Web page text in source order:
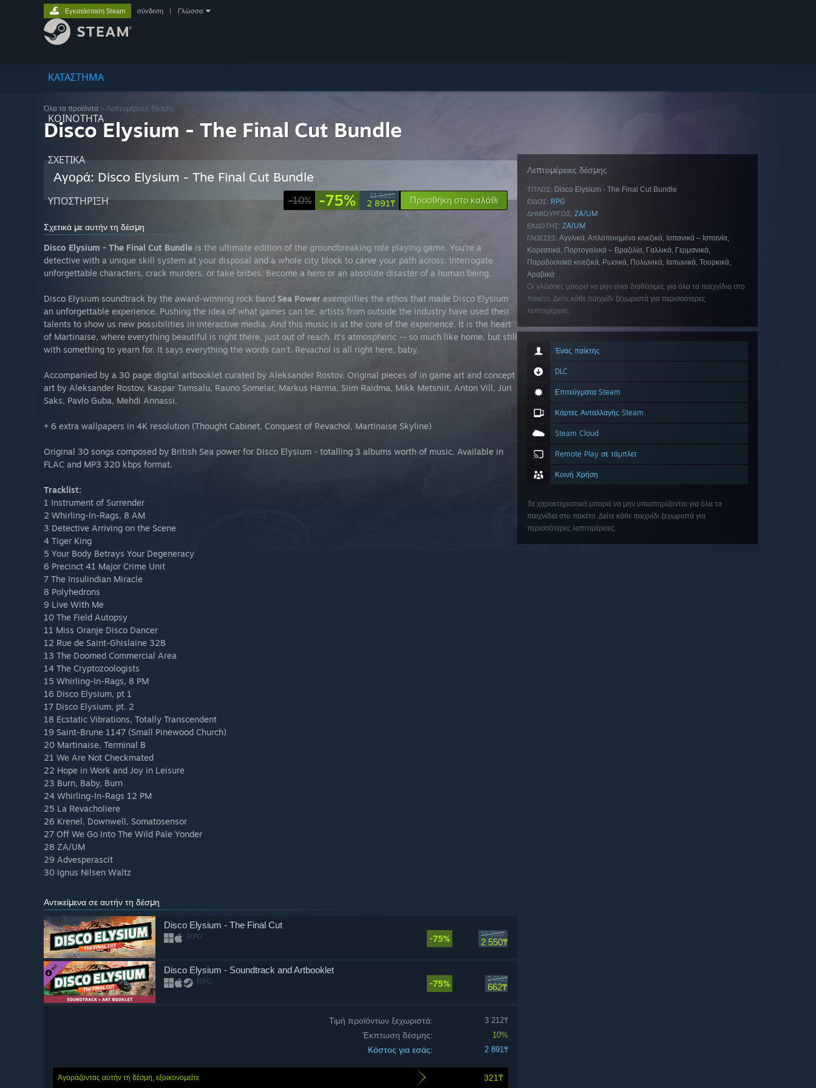
ΚΑΤΑΣΤΗΜΑ
ΚΟΙΝΟΤΗΤΑ
ΣΧΕΤΙΚΆ
ΥΠΟΣΤΗΡΙΞΗ
Εγκατάσταση Steam σύνδεση Γλώσσα
Όλα τα προϊόντα > Λεπτομέρειες δέσμης
Disco Elysium - The Final Cut Bundle
Αγορά: Disco Elysium - The Final Cut Bundle
-10% -75% 11 565₸
2 891₸ Προσθήκη στο καλάθι
Σχετικά με αυτήν τη δέσμη
Disco Elysium - The Final Cut Bundle is the ultimate edition of the groundbreaking role playing game. You’re a
detective with a unique skill system at your disposal and a whole city block to carve your path across. Interrogate
unforgettable characters, crack murders, or take bribes. Become a hero or an absolute disaster of a human being.
Disco Elysium soundtrack by the award-winning rock band Sea Power exemplifies the ethos that made Disco Elysium
an unforgettable experience. Pushing the idea of what games can be, artists from outside the industry have used their
talents to show us new possibilities in interactive media. And this music is at the core of the experience. It is the heart
of Martinaise, where everything beautiful is right there, just out of reach. It's atmospheric -- so much like home, but still
with something to yearn for. It says everything the words can't. Revachol is all right here, baby.
Accompanied by a 30 page digital artbooklet curated by Aleksander Rostov. Original pieces of in game art and concept
art by Aleksander Rostov, Kaspar Tamsalu, Rauno Somelar, Markus Härma, Siim Raidma, Mikk Metsniit, Anton Vill, Jüri
Saks, Pavlo Guba, Mehdi Annassi.
+ 6 extra wallpapers in 4K resolution (Thought Cabinet, Conquest of Revachol, Martinaise Skyline)
Original 30 songs composed by British Sea power for Disco Elysium - totalling 3 albums worth of music. Available in
FLAC and MP3 320 kbps format.
Tracklist:
1 Instrument of Surrender
2 Whirling-In-Rags, 8 AM
3 Detective Arriving on the Scene
4 Tiger King
5 Your Body Betrays Your Degeneracy
6 Precinct 41 Major Crime Unit
7 The Insulindian Miracle
8 Polyhedrons
9 Live With Me
10 The Field Autopsy
11 Miss Oranje Disco Dancer
12 Rue de Saint-Ghislaine 32B
13 The Doomed Commercial Area
14 The Cryptozoologists
15 Whirling-In-Rags, 8 PM
16 Disco Elysium, pt 1
17 Disco Elysium, pt. 2
18 Ecstatic Vibrations, Totally Transcendent
19 Saint-Brune 1147 (Small Pinewood Church)
20 Martinaise, Terminal B
21 We Are Not Checkmated
22 Hope in Work and Joy in Leisure
23 Burn, Baby, Burn
24 Whirling-In-Rags 12 PM
25 La Revacholiere
26 Krenel, Downwell, Somatosensor
27 Off We Go Into The Wild Pale Yonder
28 ZA/UM
29 Advesperascit
30 Ignus Nilsen Waltz
Αντικείμενα σε αυτήν τη δέσμη
-75% 10 200₸
2 550₸
Disco Elysium - The Final Cut
RPG
-75% 2 650₸
662₸
Disco Elysium - Soundtrack and Artbooklet
RPG
3 212₸
Τιμή προϊόντων ξεχωριστά:
10%
Έκπτωση δέσμης:
2 891₸
Κόστος για εσάς:
321₸
Αγοράζοντας αυτήν τη δέσμη, εξοικονομείτε
Λεπτομέρειες δέσμης
ΤΊΤΛΟΣ: Disco Elysium - The Final Cut Bundle
ΕΊΔΟΣ: RPG
ΔΗΜΙΟΥΡΓΌΣ: ZA/UM
ΕΚΔΌΤΗΣ: ZA/UM
ΓΛΏΣΣΕΣ: Αγγλικά, Απλοποιημένα κινεζικά, Ισπανικά – Ισπανία,
Κορεατικά, Πορτογαλικά – Βραζιλία, Γαλλικά, Γερμανικά,
Παραδοσιακά κινεζικά, Ρωσικά, Πολωνικά, Ιαπωνικά, Τουρκικά,
Αραβικά
Οι γλώσσες μπορεί να μην είναι διαθέσιμες για όλα τα παιχνίδια στο
πακέτο. Δείτε κάθε παιχνίδι ξεχωριστά για περισσότερες
λεπτομέρειες.
Ένας παίκτης
DLC
Επιτεύγματα Steam
Κάρτες Ανταλλαγής Steam
Steam Cloud
Remote Play σε τάμπλετ
Κοινή Χρήση
Τα χαρακτηριστικά μπορεί να μην υποστηρίζονται για όλα τα
παιχνίδια στο πακέτο. Δείτε κάθε παιχνίδι ξεχωριστά για
περισσότερες λεπτομέρειες.